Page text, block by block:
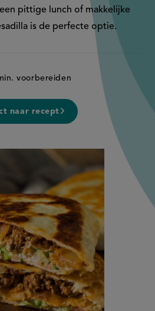
'Quesadillas
met
gehakt'
pittige lunch of makkelijke
is de perfecte optie.
voorbereiden
naar recept